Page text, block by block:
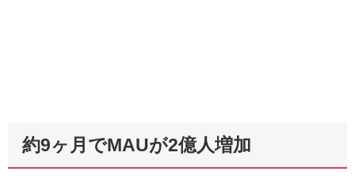
約9ヶ月でMAUが2億人増加